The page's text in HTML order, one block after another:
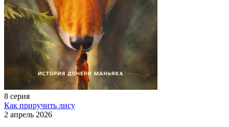
8 серия
Как приручить лису
2 апрель 2026